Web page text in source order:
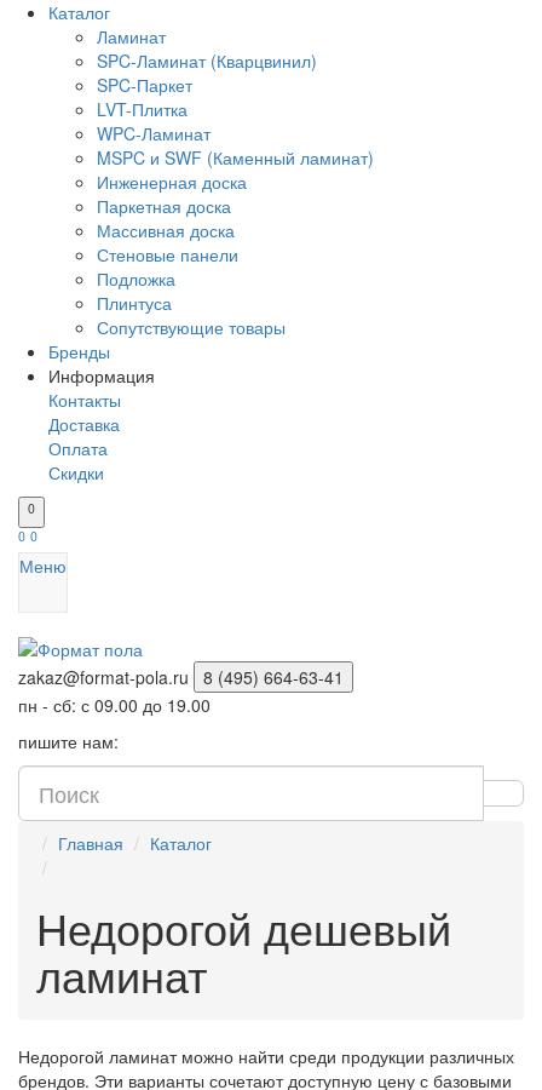
Каталог
Ламинат
SPC-Ламинат (Кварцвинил)
SPC-Паркет
LVT-Плитка
WPC-Ламинат
MSPC и SWF (Каменный ламинат)
Инженерная доска
Паркетная доска
Массивная доска
Стеновые панели
Подложка
Плинтуса
Сопутствующие товары
Бренды
Информация
Контакты
Доставка
Оплата
Скидки
0
0 0
Меню
zakaz@format-pola.ru
8 (495) 664-63-41
пн - сб: с 09.00 до 19.00
пишите нам:
Главная Каталог
Недорогой дешевый
ламинат
Недорогой ламинат можно найти среди продукции различных
брендов. Эти варианты сочетают доступную цену с базовыми